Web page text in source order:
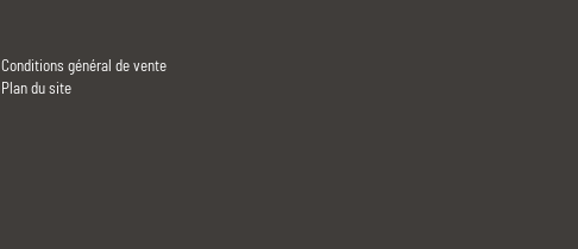
Conditions général de vente
Plan du site